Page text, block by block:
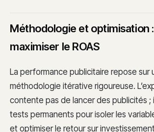
Méthodologie et optimisation
maximiser le ROAS
La performance publicitaire repose sur
méthodologie itérative rigoureuse.
contente pas de lancer des publicités ;
tests permanents pour isoler les
et optimiser le retour sur